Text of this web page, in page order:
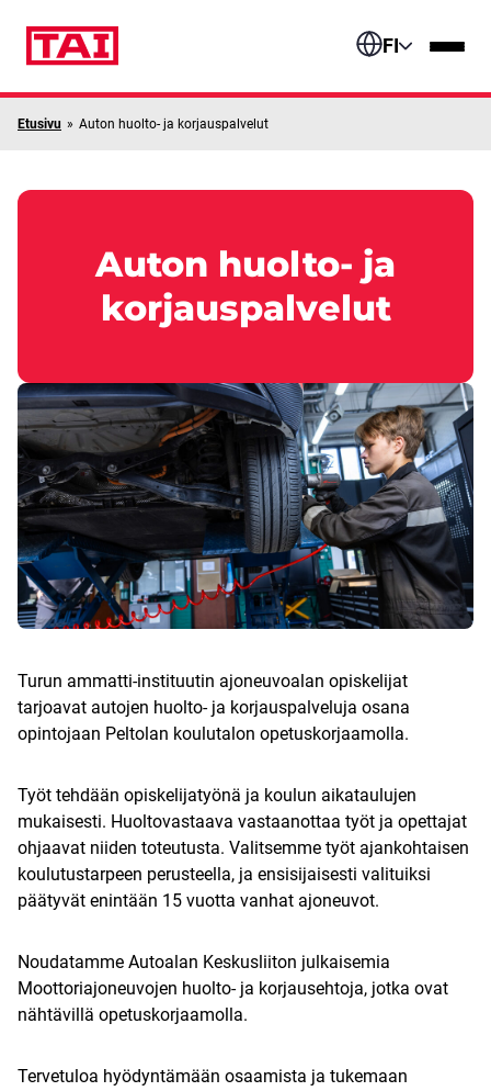
FI
Etusivu » Auton huolto- ja korjauspalvelut
Auton huolto- ja
korjauspalvelut
Turun ammatti-instituutin ajoneuvoalan opiskelijat
tarjoavat autojen huolto- ja korjauspalveluja osana
opintojaan Peltolan koulutalon opetuskorjaamolla.
Työt tehdään opiskelijatyönä ja koulun aikataulujen
mukaisesti. Huoltovastaava vastaanottaa työt ja opettajat
ohjaavat niiden toteutusta. Valitsemme työt ajankohtaisen
koulutustarpeen perusteella, ja ensisijaisesti valituiksi
päätyvät enintään 15 vuotta vanhat ajoneuvot.
Noudatamme Autoalan Keskusliiton julkaisemia
Moottoriajoneuvojen huolto- ja korjausehtoja, jotka ovat
nähtävillä opetuskorjaamolla.
Tervetuloa hyödyntämään osaamista ja tukemaan